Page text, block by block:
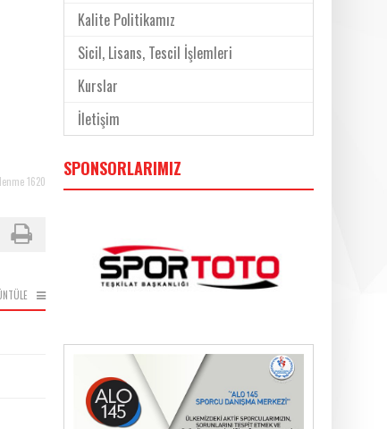
1620
Kalite Politikamız
Sicil, Lisans, Tescil İşlemleri
Kurslar
İletişim
SPONSORLARIMIZ